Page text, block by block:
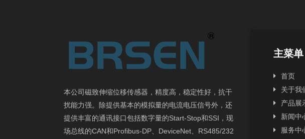
本公司磁致伸缩位移传感器，精度高，稳定性好，抗干
扰能力强。除提供基本的模拟量的电流电压信号外，还
提供丰富的通讯接口包括数字量的Start-Stop和SSI，现
场总线的CAN和Profibus-DP、DeviceNet、RS485/232
主菜单
首页
关于我
产品展
新闻中
服务中